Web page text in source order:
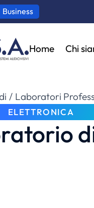
Business
Home Chi
Laboratori
ELETTRONICA